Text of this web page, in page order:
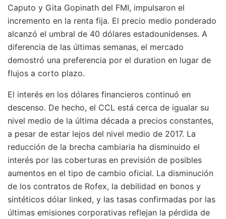
Caputo y Gita Gopinath del FMI, impulsaron el
incremento en la renta fija. El precio medio ponderado
alcanzó el umbral de 40 dólares estadounidenses. A
diferencia de las últimas semanas, el mercado
demostró una preferencia por el duration en lugar de
flujos a corto plazo.
El interés en los dólares financieros continuó en
descenso. De hecho, el CCL está cerca de igualar su
nivel medio de la última década a precios constantes,
a pesar de estar lejos del nivel medio de 2017. La
reducción de la brecha cambiaria ha disminuido el
interés por las coberturas en previsión de posibles
aumentos en el tipo de cambio oficial. La disminución
de los contratos de Rofex, la debilidad en bonos y
sintéticos dólar linked, y las tasas confirmadas por las
últimas emisiones corporativas reflejan la pérdida de